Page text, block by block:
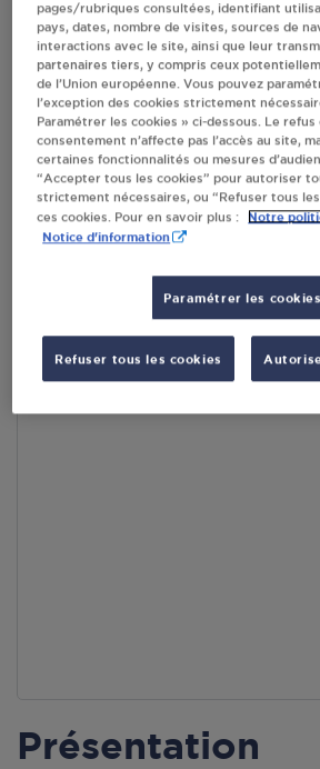
AFFICHER LE
RECEVOIR LES COORDONNÉES
En cliquant sur « S’y rendre », j’autorise
d’informations (dont mon adresse IP) et
par Google Maps afin d’afficher la carte.
Accès
Présentation
pages/rubriques consultées, identifiant
pays, dates, nombre de visites, sources de
interactions avec le site, ainsi que leur
partenaires tiers, y compris ceux
de l’Union européenne. Vous pouvez
l’exception des cookies strictement
Paramétrer les cookies » ci-dessous. Le
consentement n’affecte pas l’accès au site,
certaines fonctionnalités ou mesures
“Accepter tous les cookies” pour autoriser
strictement nécessaires, ou “Refuser tous
ces cookies. Pour en savoir plus :
Notre
Notice d'information
Paramétrer les cookies
Refuser tous les cookies